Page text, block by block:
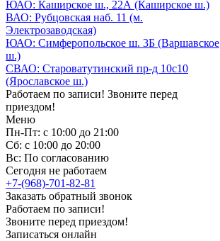
ЮАО: Каширское ш., 22А (Каширское ш.)
ВАО: Рубцовская наб. 11 (м.
Электрозаводская)
ЮАО: Симферопольское ш. 3Б (Варшавское
ш.)
СВАО: Староватутинский пр-д 10с10
(Ярославское ш.)
Работаем по записи! Звоните перед
приездом!
Меню
Пн-Пт: с 10:00 до 21:00
Сб: с 10:00 до 20:00
Вс: По согласованию
Сегодня не работаем
+7-(968)-701-82-81
Заказать обратный звонок
Работаем по записи!
Звоните перед приездом!
Записаться онлайн